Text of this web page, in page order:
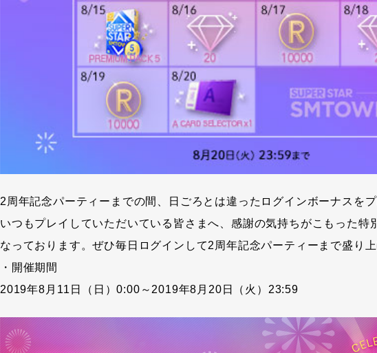
2周年記念パーティーまでの間、日ごろとは違ったログインボーナスを
いつもプレイしていただいている皆さまへ、感謝の気持ちがこもった特
なっております。ぜひ毎日ログインして2周年記念パーティーまで盛り上
・開催期間
2019年8月11日（日）0:00～2019年8月20日（火）23:59